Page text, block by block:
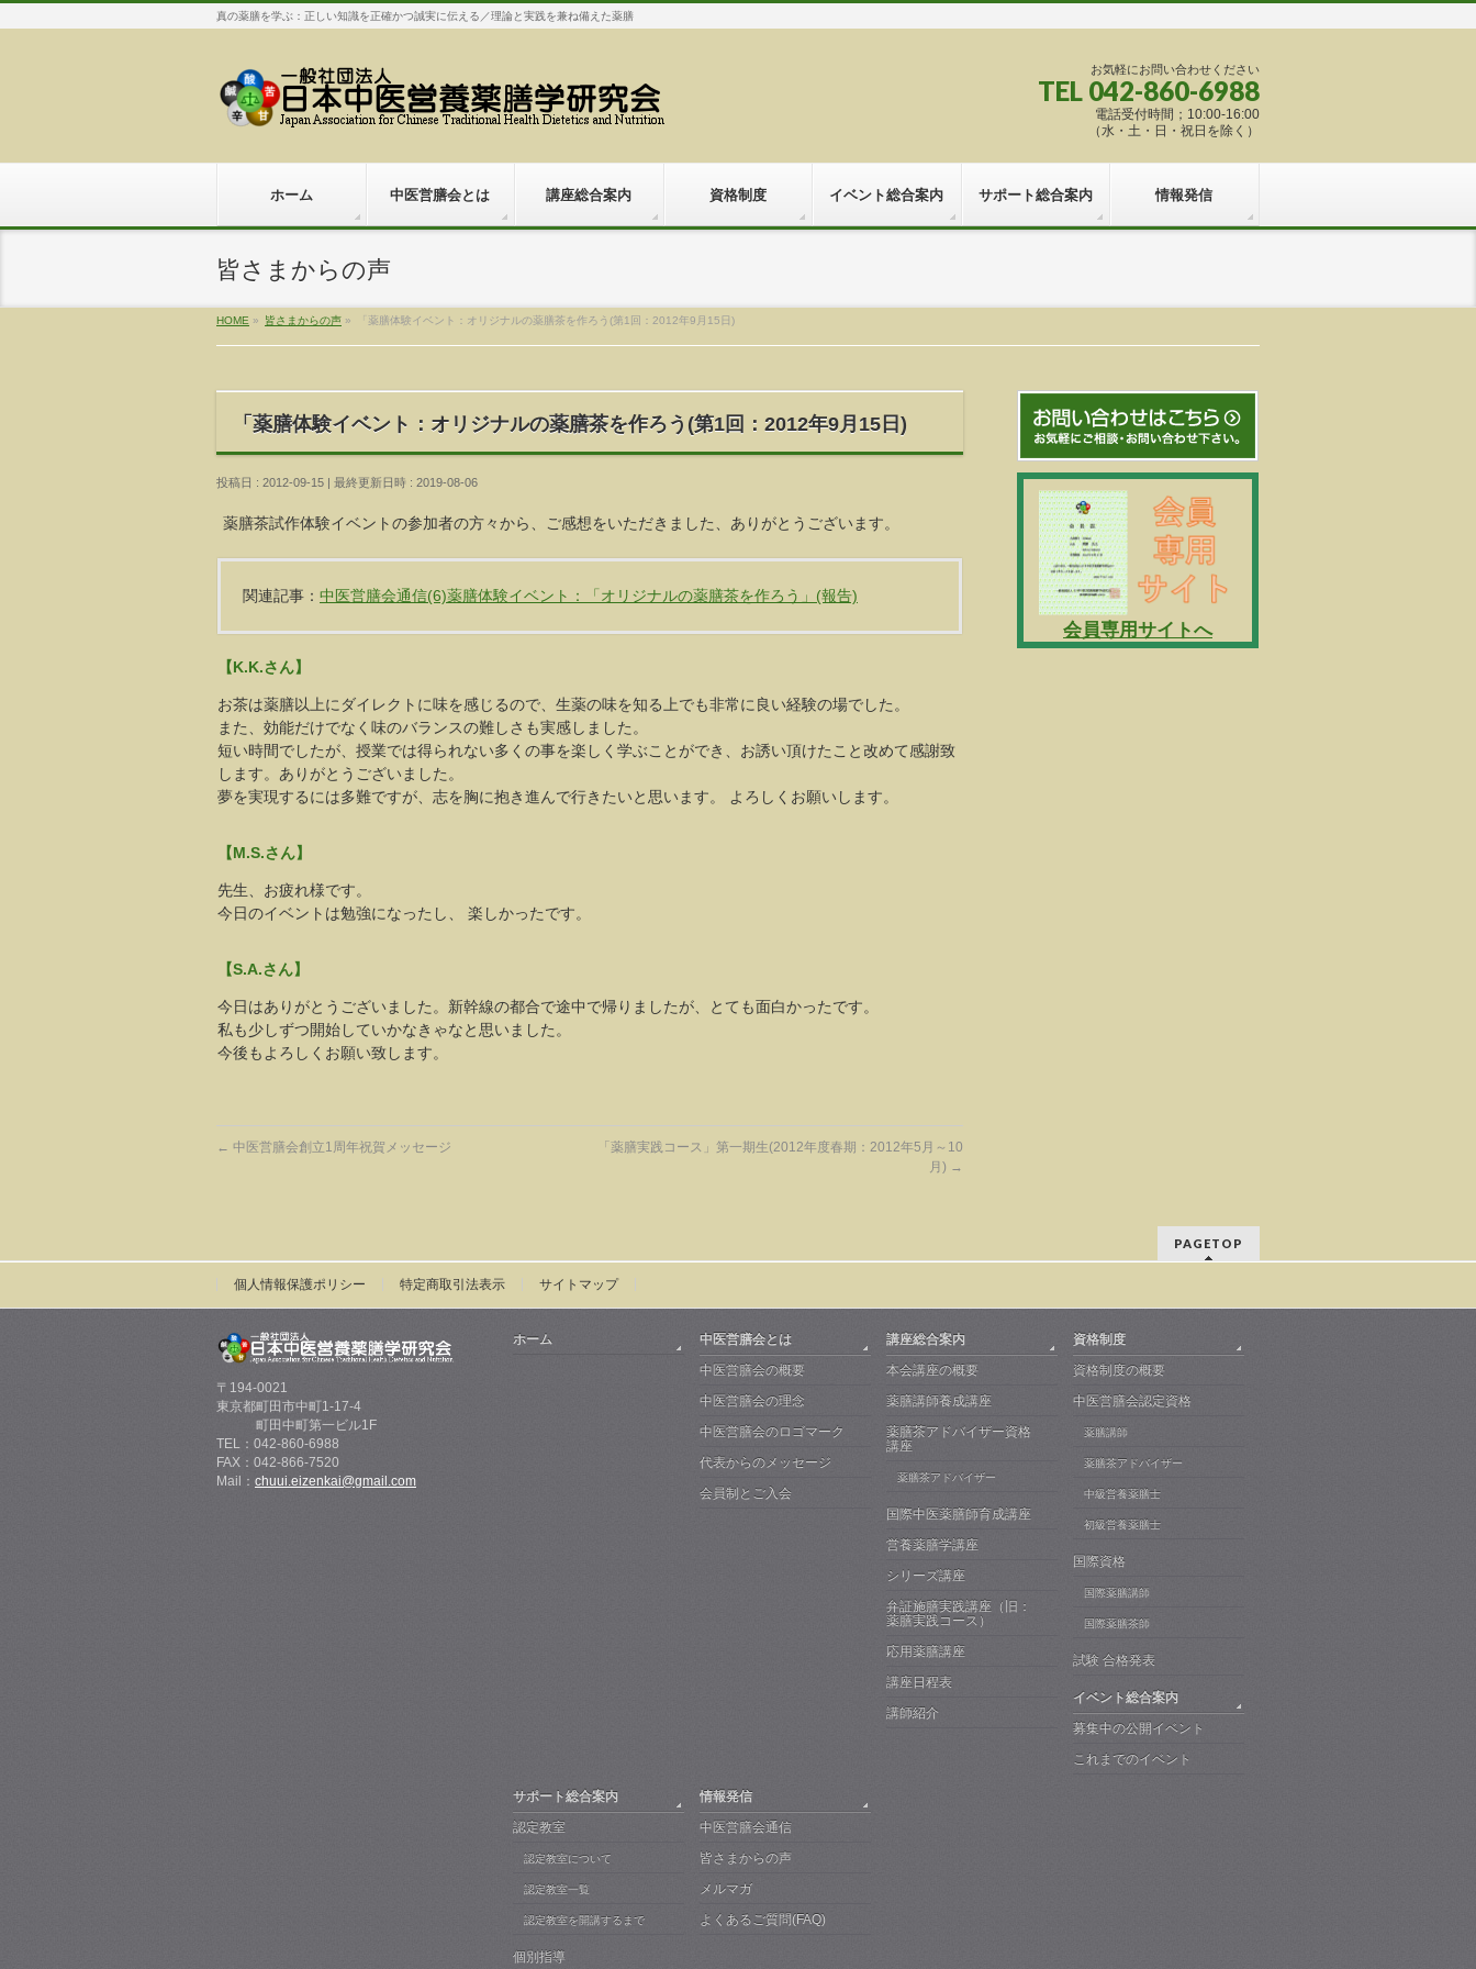
真の薬膳を学ぶ：正しい知識を正確かつ誠実に伝える／理論と実践を兼ね備えた薬膳
お気軽にお問い合わせください
TEL 042-860-6988
電話受付時間；10:00-16:00
（水・土・日・祝日を除く）
ホーム 中医営膳会とは 講座総合案内 資格制度 イベント総合案内 サポート総合案内 情報発信
皆さまからの声
HOME » 皆さまからの声 » 「薬膳体験イベント：オリジナルの薬膳茶を作ろう(第1回：2012年9月15日)
「薬膳体験イベント：オリジナルの薬膳茶を作ろう(第1回：2012年9月15日)
投稿日 : 2012-09-15 最終更新日時 : 2019-08-06
薬膳茶試作体験イベントの参加者の方々から、ご感想をいただきました、ありがとうございます。
関連記事： 中医営膳会通信(6)薬膳体験イベント：「オリジナルの薬膳茶を作ろう」(報告)
【K.K.さん】
お茶は薬膳以上にダイレクトに味を感じるので、生薬の味を知る上でも非常に良い経験の場でした。
また、効能だけでなく味のバランスの難しさも実感しました。
短い時間でしたが、授業では得られない多くの事を楽しく学ぶことができ、お誘い頂けたこと改めて感謝致
します。ありがとうございました。
夢を実現するには多難ですが、志を胸に抱き進んで行きたいと思います。 よろしくお願いします。
【M.S.さん】
先生、お疲れ様です。
今日のイベントは勉強になったし、 楽しかったです。
【S.A.さん】
今日はありがとうございました。新幹線の都合で途中で帰りましたが、とても面白かったです。
私も少しずつ開始していかなきゃなと思いました。
今後もよろしくお願い致します。
← 中医営膳会創立1周年祝賀メッセージ
「薬膳実践コース」第一期生(2012年度春期：2012年5月～10
月) →
会員専用サイトへ
PAGETOP
個人情報保護ポリシー 特定商取引法表示 サイトマップ
〒194-0021
東京都町田市中町1-17-4
町田中町第一ビル1F
TEL：042-860-6988
FAX：042-866-7520
Mail： chuui.eizenkai@gmail.com
ホーム
中医営膳会とは
中医営膳会の概要
中医営膳会の理念
中医営膳会のロゴマーク
代表からのメッセージ
会員制とご入会
講座総合案内
本会講座の概要
薬膳講師養成講座
薬膳茶アドバイザー資格
講座
薬膳茶アドバイザー
国際中医薬膳師育成講座
営養薬膳学講座
シリーズ講座
弁証施膳実践講座（旧：
薬膳実践コース）
応用薬膳講座
講座日程表
講師紹介
資格制度
資格制度の概要
中医営膳会認定資格
薬膳講師
薬膳茶アドバイザー
中級営養薬膳士
初級営養薬膳士
国際資格
国際薬膳講師
国際薬膳茶師
試験 合格発表
イベント総合案内
募集中の公開イベント
これまでのイベント
サポート総合案内
認定教室
認定教室について
認定教室一覧
認定教室を開講するまで
個別指導
情報発信
中医営膳会通信
皆さまからの声
メルマガ
よくあるご質問(FAQ)